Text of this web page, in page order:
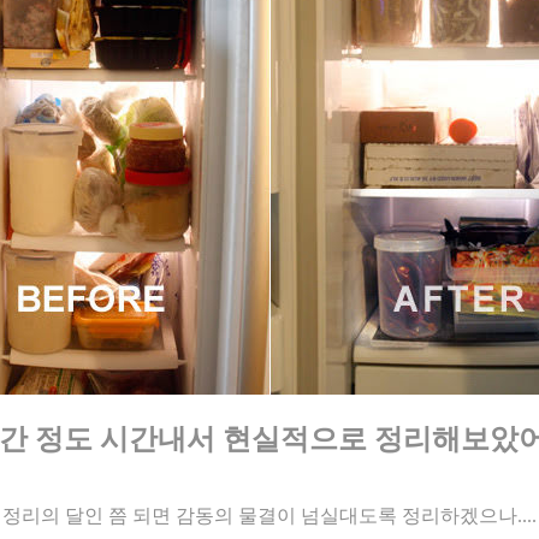
정도 시간내서 현실적으로 정리해보았
정리의 달인 쯤 되면 감동의 물결이 넘실대도록 정리하겠으나....